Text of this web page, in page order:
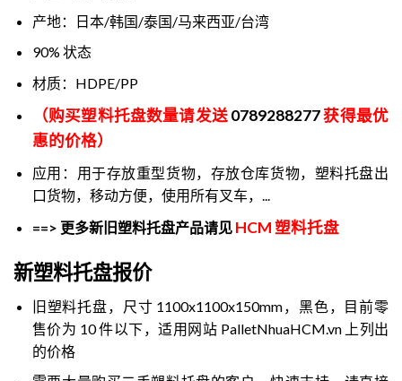
产地：日本/韩国/泰国/马来西亚/台湾
90% 状态
材质：HDPE/PP
（购买塑料托盘数量请发送0789288277获得最优
惠的价格）
应用：用于存放重型货物，存放仓库货物，塑料托盘出
口货物，移动方便，使用所有叉车，...
==> 更多新旧塑料托盘产品请见 HCM 塑料托盘
新塑料托盘报价
旧塑料托盘，尺寸 1100x1100x150mm，黑色，目前零
售价为 10 件以下，适用网站 PalletNhuaHCM.vn 上列出
的价格